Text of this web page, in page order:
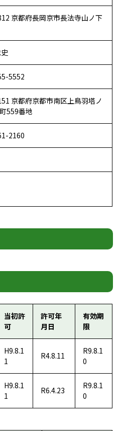
京都府長岡京市長法寺山ノ下
5552
京都府京都市南区上鳥羽塔ノ
559番地
2160
当初許
可
許可年
月日
有効期
限
H9.8.1
1
R4.8.11
R9.8.1
0
H9.8.1
1
R6.4.23
R9.8.1
0